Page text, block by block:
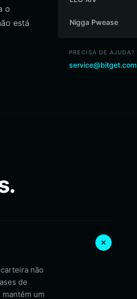
o
está
Nigga Pwease
PRECISA DE AJUDA?
service@bitget.com
não
de
um